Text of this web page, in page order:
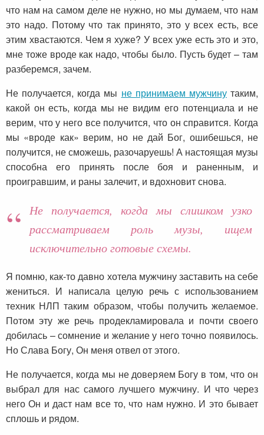
что нам на самом деле не нужно, но мы думаем, что нам
это надо. Потому что так принято, это у всех есть, все
этим хвастаются. Чем я хуже? У всех уже есть это и это,
мне тоже вроде как надо, чтобы было. Пусть будет – там
разберемся, зачем.
Не получается, когда мы не принимаем мужчинутаким,
какой он есть, когда мы не видим его потенциала и не
верим, что у него все получится, что он справится. Когда
мы «вроде как» верим, но не дай Бог, ошибешься, не
получится, не сможешь, разочаруешь! А настоящая музы
способна его принять после боя и раненным, и
проигравшим, и раны залечит, и вдохновит снова.
Не получается, когда мы слишком узко
рассматриваем роль музы, ищем
исключительно готовые схемы.
Я помню, как-то давно хотела мужчину заставить на себе
жениться. И написала целую речь с использованием
техник НЛП таким образом, чтобы получить желаемое.
Потом эту же речь продекламировала и почти своего
добилась – сомнение и желание у него точно появилось.
Но Слава Богу, Он меня отвел от этого.
Не получается, когда мы не доверяем Богу в том, что он
выбрал для нас самого лучшего мужчину. И что через
него Он и даст нам все то, что нам нужно. И это бывает
сплошь и рядом.